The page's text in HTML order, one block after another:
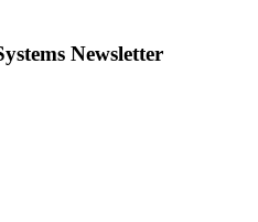
Newsletter